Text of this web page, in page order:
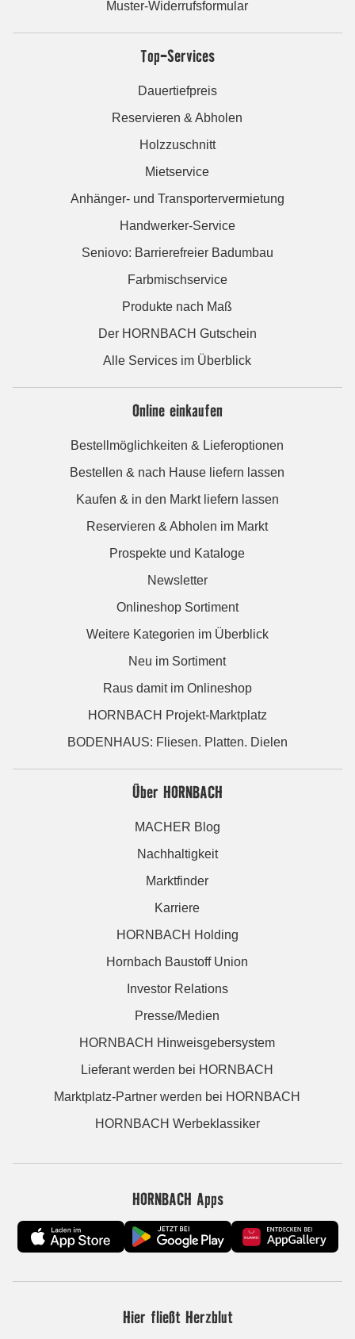
Muster-Widerrufsformular
Top-Services
Dauertiefpreis
Reservieren & Abholen
Holzzuschnitt
Mietservice
Anhänger- und Transportervermietung
Handwerker-Service
Seniovo: Barrierefreier Badumbau
Farbmischservice
Produkte nach Maß
Der HORNBACH Gutschein
Alle Services im Überblick
Online einkaufen
Bestellmöglichkeiten & Lieferoptionen
Bestellen & nach Hause liefern lassen
Kaufen & in den Markt liefern lassen
Reservieren & Abholen im Markt
Prospekte und Kataloge
Newsletter
Onlineshop Sortiment
Weitere Kategorien im Überblick
Neu im Sortiment
Raus damit im Onlineshop
HORNBACH Projekt-Marktplatz
BODENHAUS: Fliesen. Platten. Dielen
Über HORNBACH
MACHER Blog
Nachhaltigkeit
Marktfinder
Karriere
HORNBACH Holding
Hornbach Baustoff Union
Investor Relations
Presse/Medien
HORNBACH Hinweisgebersystem
Lieferant werden bei HORNBACH
Marktplatz-Partner werden bei HORNBACH
HORNBACH Werbeklassiker
HORNBACH Apps
Hier fließt Herzblut